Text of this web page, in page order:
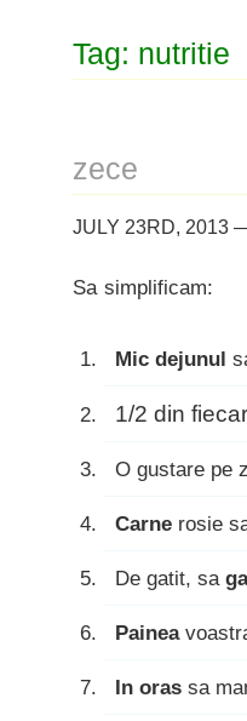
Tag: nutritie
zece
JULY 23RD, 2013
Sa simplificam:
Mic dejunul
1/2 din
O gustare pe
Carne rosie
De gatit, sa
Painea
In oras sa